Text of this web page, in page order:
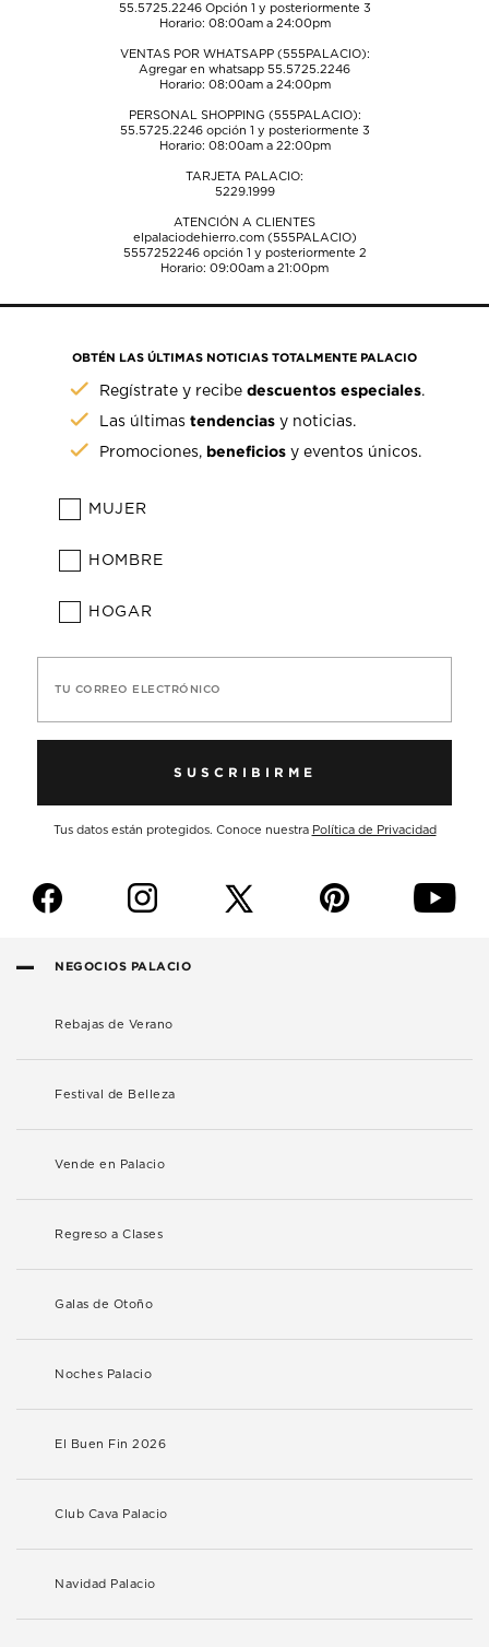
55.5725.2246Opción 1 y posteriormente 3
Horario: 08:00am a 24:00pm
VENTAS POR WHATSAPP (555PALACIO):
Agregar en whatsapp 55.5725.2246
Horario: 08:00am a 24:00pm
PERSONAL SHOPPING (555PALACIO):
55.5725.2246opción 1 y posteriormente 3
Horario: 08:00am a 22:00pm
TARJETA PALACIO:
5229.1999
ATENCIÓN A CLIENTES
elpalaciodehierro.com (555PALACIO)
5557252246opción 1 y posteriormente 2
Horario: 09:00am a 21:00pm
OBTÉN LAS ÚLTIMAS NOTICIAS TOTALMENTE PALACIO
Regístrate y recibedescuentos especiales.
Las últimastendencias y noticias.
Promociones, beneficios y eventos únicos.
MUJER
HOMBRE
HOGAR
TU CORREO ELECTRÓNICO
SUSCRIBIRME
Tus datos están protegidos. Conoce nuestra Política de Privacidad
f i p y
NEGOCIOS PALACIO
Rebajas de Verano
Festival de Belleza
Vende en Palacio
Regreso a Clases
Galas de Otoño
Noches Palacio
El Buen Fin 2026
Club Cava Palacio
Navidad Palacio